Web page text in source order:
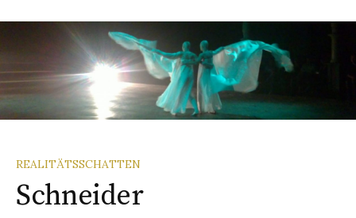
REALITÄTSSCHATTEN
Schneider